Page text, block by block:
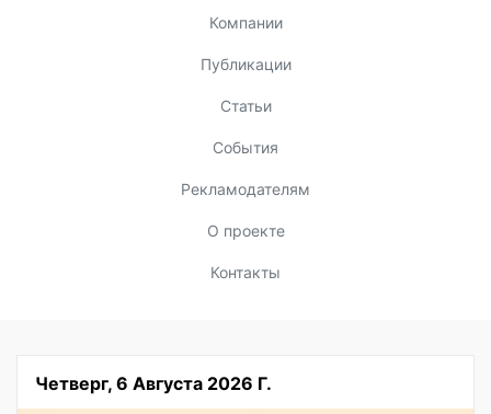
Компании
Публикации
Статьи
События
Рекламодателям
О проекте
Контакты
Четверг, 6 Августа 2026 Г.